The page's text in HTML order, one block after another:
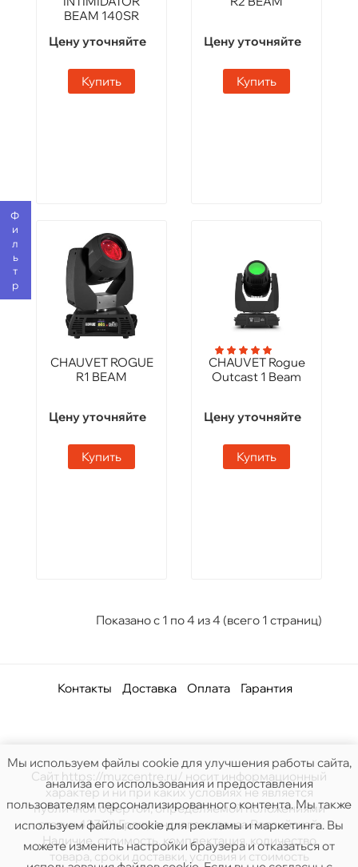
Фильтр
BEAM 140SR
Цену уточняйте
Купить
Цену уточняйте
Купить
CHAUVET ROGUE
R1 BEAM
Цену уточняйте
Купить
CHAUVET Rogue
Outcast 1 Beam
Цену уточняйте
Купить
Показано с 1 по 4 из 4 (всего 1 страниц)
Контакты Доставка Оплата Гарантия
Сайт https://muzcentre.ru/ носит информационный
характер и ни при каких условиях не является
публичной офертой, определяемой положениями
статьи 437(2) Гражданского кодекса Российской.
Наличие, стоимость, комплектация, количество
товара, сроки доставки, условия и стоимость
Мы используем файлы cookie для улучшения работы сайта,
анализа его использования и предоставления
пользователям персонализированного контента. Мы также
используем файлы cookie для рекламы и маркетинга. Вы
можете изменить настройки браузера и отказаться от